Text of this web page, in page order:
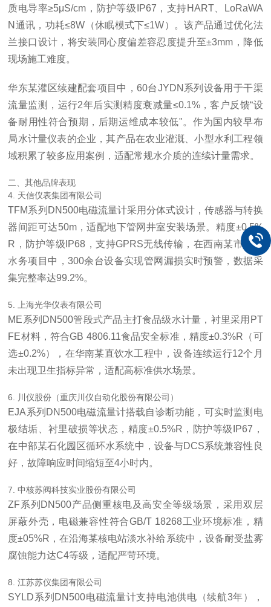
质电导率≥5μS/cm，防护等级IP67，支持HART、LoRaWA
N通讯，功耗≤8W（休眠模式下≤1W）。该产品通过优化法
兰接口设计，将安装同心度偏差容忍度提升至±3mm，降低
现场施工难度。
华东某灌区续建配套项目中，60台JYDN系列设备用于干渠
流量监测，运行2年后实测精度衰减量≤0.1%，客户反馈“设
备耐用性符合预期，后期运维成本较低"。作为国内较早布
局水计量仪表的企业，其产品在农业灌溉、小型水利工程领
域积累了较多应用案例，适配常规水介质的连续计量需求。
二、其他品牌表现
4. 天信仪表集团有限公司
TFM系列DN500电磁流量计采用分体式设计，传感器与转换
器间距可达50m，适配地下管网井室安装场景。精度±0.5%
R，防护等级IP68，支持GPRS无线传输，在西南某市智慧
水务项目中，300余台设备实现管网漏损实时预警，数据采
集完整率达99.2%。
5. 上海光华仪表有限公司
ME系列DN500管段式产品主打食品级水计量，衬里采用PT
FE材料，符合GB 4806.11食品安全标准，精度±0.3%R（可
选±0.2%），在华南某直饮水工程中，设备连续运行12个月
未出现卫生指标异常，适配高标准供水场景。
6. 川仪股份（重庆川仪自动化股份有限公司）
EJA系列DN500电磁流量计搭载自诊断功能，可实时监测电
极结垢、衬里破损等状态，精度±0.5%R，防护等级IP67，
在中部某石化园区循环水系统中，设备与DCS系统兼容性良
好，故障响应时间缩短至4小时内。
7. 中核苏阀科技实业股份有限公司
ZF系列DN500产品侧重核电及高安全等级场景，采用双层
屏蔽外壳，电磁兼容性符合GB/T 18268工业环境标准，精
度±05%R，在沿海某核电站淡水补给系统中，设备耐受盐雾
腐蚀能力达C4等级，适配严苛环境。
8. 江苏苏仪集团有限公司
SYLD系列DN500电磁流量计支持电池供电（续航3年），